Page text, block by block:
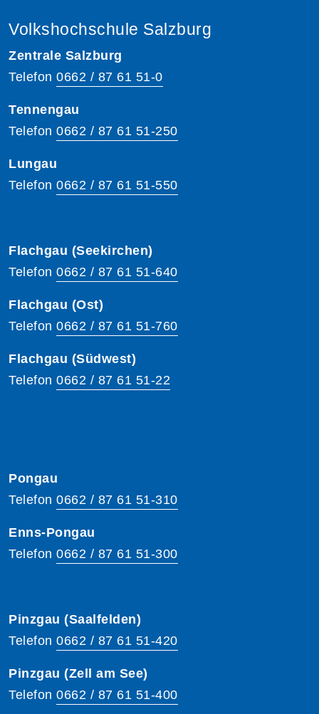
Volkshochschule Salzburg
Zentrale Salzburg
Telefon 0662 / 87 61 51-0
Tennengau
Telefon 0662 / 87 61 51-250
Lungau
Telefon 0662 / 87 61 51-550
Flachgau (Seekirchen)
Telefon 0662 / 87 61 51-640
Flachgau (Ost)
Telefon 0662 / 87 61 51-760
Flachgau (Südwest)
Telefon 0662 / 87 61 51-22
Pongau
Telefon 0662 / 87 61 51-310
Enns-Pongau
Telefon 0662 / 87 61 51-300
Pinzgau (Saalfelden)
Telefon 0662 / 87 61 51-420
Pinzgau (Zell am See)
Telefon 0662 / 87 61 51-400